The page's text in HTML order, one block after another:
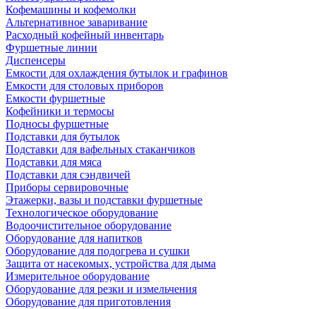
Кофемашины и кофемолки
Альтернативное заваривание
Расходный кофейный инвентарь
Фуршетные линии
Диспенсеры
Емкости для охлаждения бутылок и графинов
Емкости для столовых приборов
Емкости фуршетные
Кофейники и термосы
Подносы фуршетные
Подставки для бутылок
Подставки для вафельных стаканчиков
Подставки для мяса
Подставки для сэндвичей
Приборы сервировочные
Этажерки, вазы и подставки фуршетные
Технологическое оборудование
Водоочистительное оборудование
Оборудование для напитков
Оборудование для подогрева и сушки
Защита от насекомых, устройства для дыма
Измерительное оборудование
Оборудование для резки и измельчения
Оборудование для приготовления